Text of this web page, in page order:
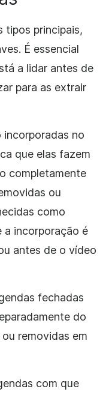
tipos principais,
É essencial
a lidar antes de
para as extrair
no
que elas fazem
completamente
ou
como
a incorporação é
antes de o vídeo
fechadas
do
removidas em
com que